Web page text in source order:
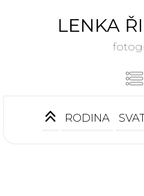
LENKA
RODINA